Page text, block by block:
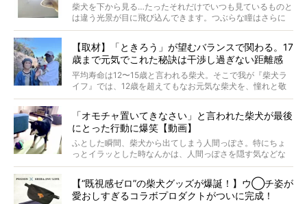
柴犬を下から見る…たったそれだけでいつも見ているものと
は違う光景が目に飛び込んできます。つぶらな瞳はさらに
つぶらに見え、モフモフのお顔はさらにモフモフに見えま
【取材】「ときろう」が望むバランスで関わる。17
歳まで元気でこれた秘訣は干渉し過ぎない距離感
#38ときろう
平均寿命は12〜15歳と言われる柴犬。そこで我が『柴犬ラ
イフ』では、12歳を超えてもなお元気な柴犬を、憧れと敬
意を込めて“レジェンド柴”と呼んでいます。 この特集で
ォーカスし、その元気の秘訣や、老犬と暮らすうえで大切
だと思うことを、オーナーさんに語っていただきます。今
回登場してくれたのは、17歳のときろうくん。小さい頃か
ら食が細かったため、何でも食べさせてきたということで
「オモチャ置いてきなさい」と言われた柴犬が最後
にとった行動に爆笑【動画】
ふとした瞬間、柴犬から出てしまう人間っぽさ。特にちょ
っとイラッとした時なんかは、人間っぽさを隠す気などな
いように見えます。もしかして本当の本当は、中身は人間
【“既視感ゼロ”の柴犬グッズが爆誕！】ウ◯チ姿が
愛おしすぎるコラボプロダクトがついに完成！